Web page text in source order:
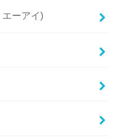
ーアイ)